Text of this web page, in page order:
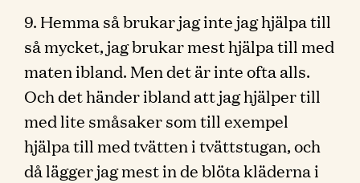
9. Hemma så brukar jag inte jag hjälpa till
så mycket, jag brukar mest hjälpa till med
maten ibland. Men det är inte ofta alls.
Och det händer ibland att jag hjälper till
med lite småsaker som till exempel
hjälpa till med tvätten i tvättstugan, och
då lägger jag mest in de blöta kläderna i